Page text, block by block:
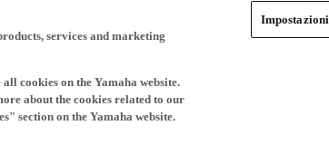
services and marketing
cookies on the Yamaha website.
about the cookies related to our
section on the Yamaha website.